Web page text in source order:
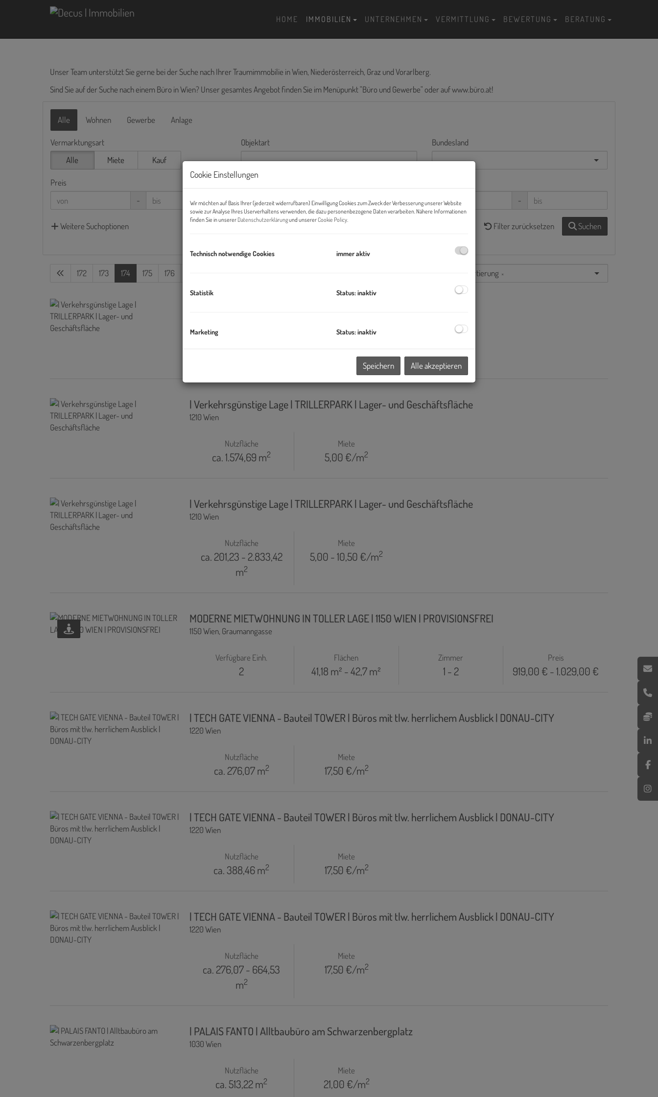
HOME IMMOBILIEN UNTERNEHMEN VERMITTLUNG BEWERTUNG BERATUNG
Unser Team unterstützt Sie gerne bei der Suche nach Ihrer Traumimmobilie in Wien, Niederösterreich, Graz und Vorarlberg.
Sind Sie auf der Suche nach einem Büro in Wien? Unser gesamtes Angebot finden Sie im Menüpunkt "Büro und Gewerbe" oder aufwww.büro.at!
Alle Wohnen Gewerbe Anlage
Vermarktungsart
Alle
Miete Kauf
Objektart Bundesland
Preis
-
Wohnfläche (von/bis)
-
-
Weitere Suchoptionen Filter zurücksetzen Suchen
172 173 174 175 176 Standardsortierung ×
5,00 €/m2
| Verkehrsgünstige Lage | TRILLERPARK | Lager- und Geschäftsfläche
1210 Wien
Nutzfläche
ca. 1.574,69 m2
Miete
5,00 €/m2
| Verkehrsgünstige Lage | TRILLERPARK | Lager- und Geschäftsfläche
1210 Wien
Nutzfläche
ca. 201,23 - 2.833,42
m2
Miete
5,00 - 10,50 €/m2
MODERNE MIETWOHNUNG IN TOLLER LAGE | 1150 WIEN | PROVISIONSFREI
1150 Wien, Graumanngasse
Verfügbare Einh.
2
Flächen
41,18 m² - 42,7 m²
Zimmer
1 - 2
Preis
919,00 € - 1.029,00 €
| TECH GATE VIENNA - Bauteil TOWER | Büros mit tlw. herrlichem Ausblick | DONAU-CITY
1220 Wien
Nutzfläche
ca. 276,07 m2
Miete
17,50 €/m2
| TECH GATE VIENNA - Bauteil TOWER | Büros mit tlw. herrlichem Ausblick | DONAU-CITY
1220 Wien
Nutzfläche
ca. 388,46 m2
Miete
17,50 €/m2
| TECH GATE VIENNA - Bauteil TOWER | Büros mit tlw. herrlichem Ausblick | DONAU-CITY
1220 Wien
Nutzfläche
ca. 276,07 - 664,53
m2
Miete
17,50 €/m2
| PALAIS FANTO | Alltbaubüro am Schwarzenbergplatz
1030 Wien
Nutzfläche
ca. 513,22 m2
Miete
21,00 €/m2
Cookie Einstellungen
Wir möchten auf Basis Ihrer (jederzeit widerrufbaren) Einwilligung Cookies zum Zweck der Verbesserung unserer Website
sowie zur Analyse Ihres Userverhaltens verwenden, die dazu personenbezogene Daten verarbeiten. Nähere Informationen
finden Sie in unserer Datenschutzerklärungund unsererCookie Policy
Technisch notwendige Cookies immer aktiv
Statistik Status: inaktiv
Marketing Status: inaktiv
Speichern Alle akzeptieren